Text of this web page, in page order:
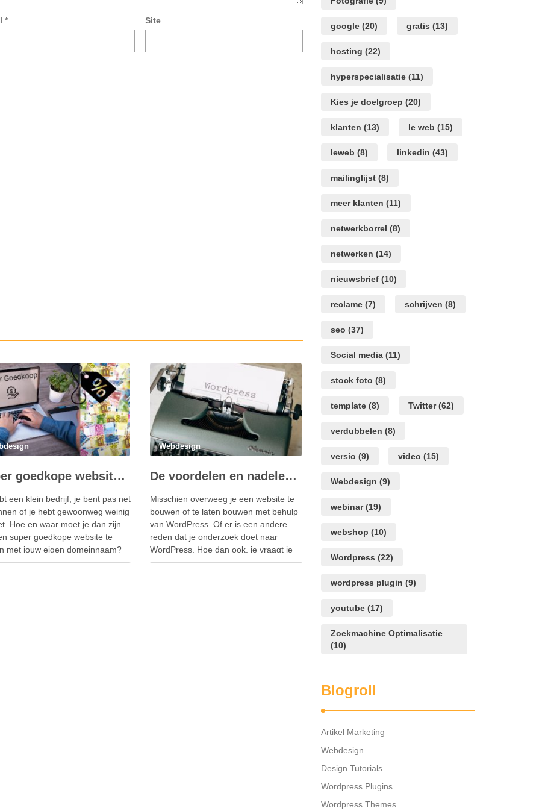
*
Site
Mijn
opslaan
volgende
wanneer
Super goedkope website met domeinnaam
een klein bedrijf, je bent pas net
of je hebt gewoonweg weinig
Hoe en waar moet je dan zijn
super goedkope website te
met jouw eigen domeinnaam?
website zijn meerdere
Webdesign
De voordelen en nadelen van WordPress
Misschien overweeg je een website te
bouwen of te laten bouwen met behulp
van WordPress. Of er is een andere
reden dat je onderzoek doet naar
WordPress. Hoe dan ook, je vraagt je
af: Wat zijn de voordelen van
google (20) gratis (13)
hosting (22)
hyperspecialisatie (11)
Kies je doelgroep (20)
klanten (13) le web (15)
leweb (8) linkedin (43)
mailinglijst (8)
meer klanten (11)
netwerkborrel (8)
netwerken (14)
nieuwsbrief (10)
reclame (7) schrijven (8)
seo (37)
Social media (11)
stock foto (8)
template (8) Twitter(62)
verdubbelen (8)
versio (9) video (15)
Webdesign (9)
webinar(19)
webshop (10)
Wordpress (22)
wordpress plugin (9)
youtube (17)
Zoekmachine Optimalisatie
(10)
Blogroll
Artikel Marketing
Webdesign
Design Tutorials
Wordpress Plugins
Wordpress Themes